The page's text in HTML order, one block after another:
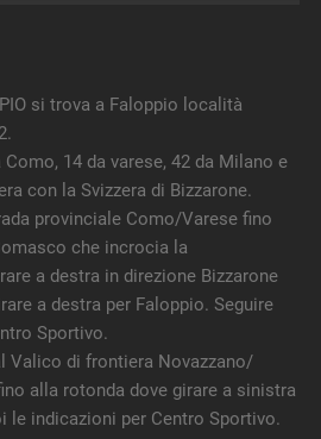
si trova a Faloppio località
14 da varese, 42 da Milano e
con la Svizzera di Bizzarone.
provinciale Como/Varese fino
che incrocia la
a destra in direzione Bizzarone
a destra per Faloppio. Seguire
Sportivo.
Valico di frontiera Novazzano/
alla rotonda dove girare a sinistra
le indicazioni per Centro Sportivo.